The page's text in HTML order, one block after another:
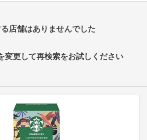
店舗はありませんでした
変更して再検索をお試しください